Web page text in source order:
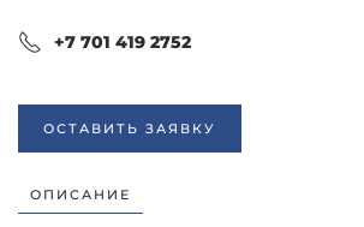
+7 701 419 2752
ОСТАВИТЬ ЗАЯВКУ
ОПИСАНИЕ